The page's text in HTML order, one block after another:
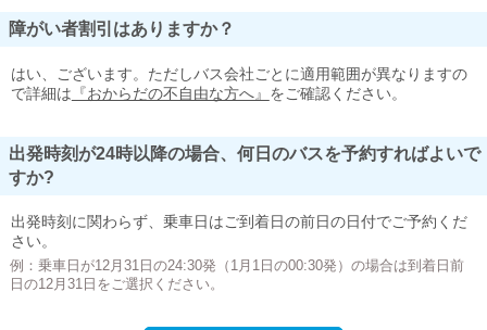
障がい者割引はありますか？
はい、ございます。ただしバス会社ごとに適用範囲が異なりますの
で詳細は 『おからだの不自由な方へ』 をご確認ください。
出発時刻が24時以降の場合、何日のバスを予約すればよいで
すか?
出発時刻に関わらず、乗車日はご到着日の前日の日付でご予約くだ
さい。
例：乗車日が12月31日の24:30発（1月1日の00:30発）の場合は到着日前
日の12月31日をご選択ください。